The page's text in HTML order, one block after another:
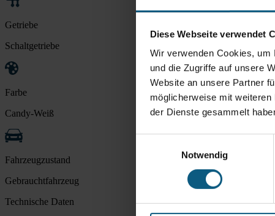
Diese Webseite verwendet
Wir verwenden Cookies, um
und die Zugriffe auf unsere
Website an unsere Partner
möglicherweise mit
der Dienste gesammelt
Notwendig
Getriebe
Schaltgetriebe
Farbe
Candy-Weiß
Fahrzeugzustand
Gebrauchtfahrzeug
Technische Daten